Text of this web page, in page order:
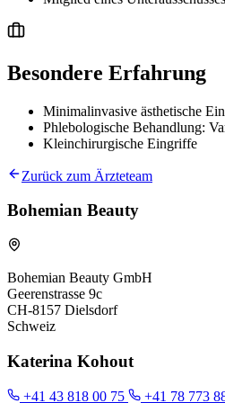
Besondere Erfahrung
Minimalinvasive ästhetische
Phlebologische Behandlung:
Kleinchirurgische Eingriffe
Zurück zum Ärzteteam
Bohemian Beauty
Bohemian Beauty GmbH
Geerenstrasse 9c
CH-8157 Dielsdorf
Schweiz
Katerina Kohout
+41 43 818 00 75 +41 78 773